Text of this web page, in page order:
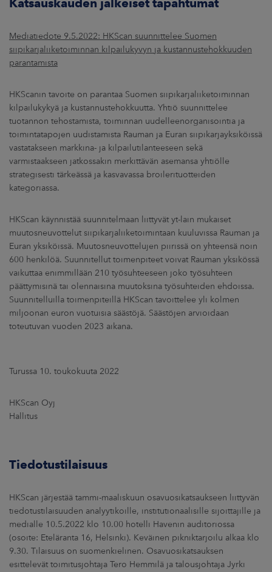
Katsauskauden jälkeiset tapahtumat
Mediatiedote 9.5.2022: HKScan suunnittelee Suomen
siipikarjaliiketoiminnan kilpailukyvyn ja kustannustehokkuuden
parantamista
HKScanin tavoite on parantaa Suomen siipikarjaliiketoiminnan
kilpailukykyä ja kustannustehokkuutta. Yhtiö suunnittelee
tuotannon tehostamista, toiminnan uudelleenorganisointia ja
toimintatapojen uudistamista Rauman ja Euran siipikarjayksiköissä
vastatakseen markkina- ja kilpailutilanteeseen sekä
varmistaakseen jatkossakin merkittävän asemansa yhtiölle
strategisesti tärkeässä ja kasvavassa broilerituotteiden
kategoriassa.
HKScan käynnistää suunnitelmaan liittyvät yt-lain mukaiset
muutosneuvottelut siipikarjaliiketoimintaan kuuluvissa Rauman ja
Euran yksiköissä. Muutosneuvottelujen piirissä on yhteensä noin
600 henkilöä. Suunnitellut toimenpiteet voivat Rauman yksikössä
vaikuttaa enimmillään 210 työsuhteeseen joko työsuhteen
päättymisinä tai olennaisina muutoksina työsuhteiden ehdoissa.
Suunnitelluilla toimenpiteillä HKScan tavoittelee yli kolmen
miljoonan euron vuotuisia säästöjä. Säästöjen arvioidaan
toteutuvan vuoden 2023 aikana.
Turussa 10. toukokuuta 2022
HKScan Oyj
Hallitus
Tiedotustilaisuus
HKScan järjestää tammi-maaliskuun osavuosikatsaukseen liittyvän
tiedotustilaisuuden analyytikoille, institutionaalisille sijoittajille ja
medialle 10.5.2022 klo 10.00 hotelli Havenin auditoriossa
(osoite: Eteläranta 16, Helsinki). Keväinen pikniktarjoilu alkaa klo
9.30. Tilaisuus on suomenkielinen. Osavuosikatsauksen
esittelevät toimitusjohtaja Tero Hemmilä ja talousjohtaja Jyrki